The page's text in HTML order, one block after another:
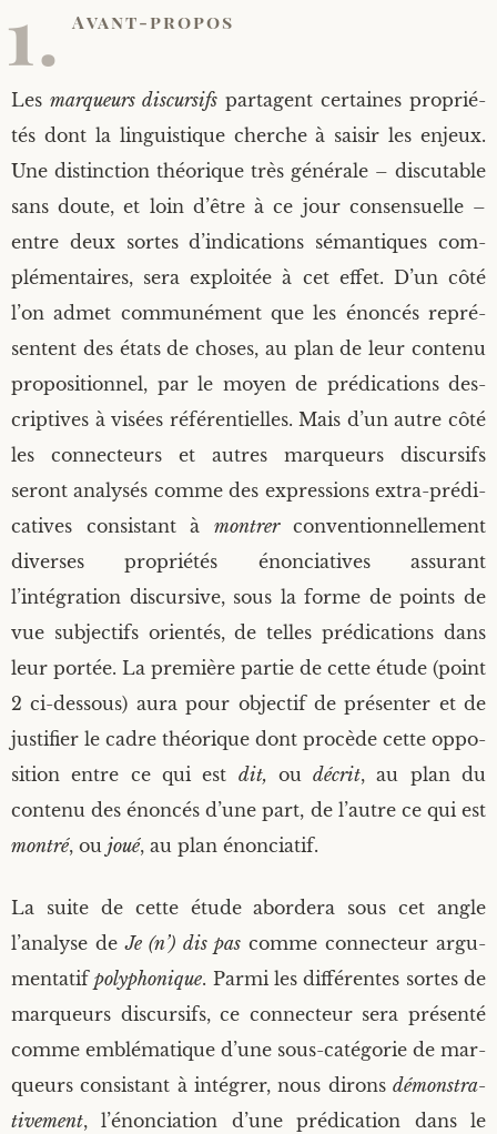
Expressions idiomatiques, locutions et
proverbes
Subjectivité de l’esprit
Encadrement doctoral
Recherches
2
2
1. Avant-pro­pos
Les mar­queurs dis­cur­sifs par­tagent cer­taines pro­prié­
tés dont la lin­guis­tique cherche à sai­sir les enjeux.
Une dis­tinc­tion théo­rique très géné­rale – dis­cu­table
sans doute, et loin d’être à ce jour consen­suelle –
entre deux sortes d’indications séman­tiques com­
plé­men­taires, sera exploi­tée à cet effet. D’un côté
l’on admet com­mu­né­ment que les énon­cés repré­
sentent des états de choses, au plan de leur conte­nu
pro­po­si­tion­nel, par le moyen de pré­di­ca­tions des­
crip­tives à visées réfé­ren­tielles. Mais d’un autre côté
les connec­teurs et autres mar­queurs dis­cur­sifs
seront ana­ly­sés comme des expres­sions extra-pré­di­
ca­tives consis­tant à mon­trerconven­tion­nel­le­ment
diverses pro­prié­tés énon­cia­tives assu­rant
l’intégration dis­cur­sive, sous la forme de points de
vue sub­jec­tifs orien­tés, de telles pré­di­ca­tions dans
leur por­tée. La pre­mière par­tie de cette étude (point
2 ci-des­sous) aura pour objec­tif de pré­sen­ter et de
jus­ti­fier le cadre théo­rique dont pro­cède cette oppo­
si­tion entre ce qui est dit, oudécrit, au plan du
conte­nu des énon­cés d’une part, de l’autre ce qui est
mon­tré, ou joué, au plan énonciatif.
La suite de cette étude abor­de­ra sous cet angle
l’analyse deJe (n’) dis pascomme connec­teur argu­
men­ta­tifpoly­pho­nique. Par­mi les dif­fé­rentes sortes de
mar­queurs dis­cur­sifs, ce connec­teur sera pré­sen­té
comme emblé­ma­tique d’une sous-caté­go­rie de mar­
queurs consis­tant à inté­grer, nous dirons démons­tra­
ti­ve­ment, l’énonciation d’une pré­di­ca­tion dans le